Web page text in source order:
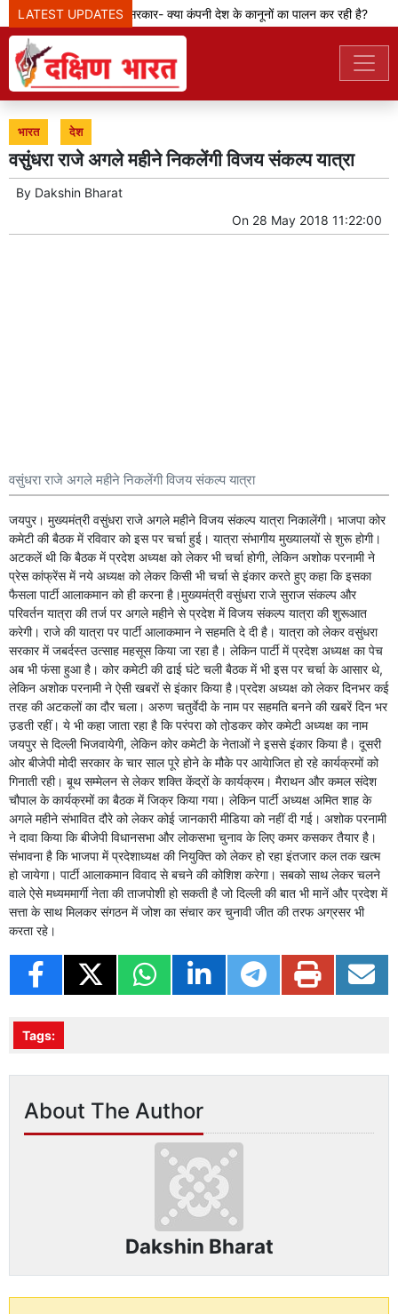
LATEST UPDATES
मेटा टीम से पूछ रही सरकार- क्या कंपनी देश के कानूनों का पालन कर रही है?
भारत देश
वसुंधरा राजे अगले महीने निकलेंगी विजय संकल्प यात्रा
By Dakshin Bharat
On 28 May 2018 11:22:00
वसुंधरा राजे अगले महीने निकलेंगी विजय संकल्प यात्रा
जयपुर। मुख्यमंत्री वसुंधरा राजे अगले महीने विजय संकल्प यात्रा निकालेंगी। भाजपा कोर
कमेटी की बैठक में रविवार को इस पर चर्चा हुई। यात्रा संभागीय मुख्यालयों से शुरू होगी।
अटकलें थी कि बैठक में प्रदेश अध्यक्ष को लेकर भी चर्चा होगी, लेकिन अशोक परनामी ने
प्रेस कांफ्रेंस में नये अध्यक्ष को लेकर किसी भी चर्चा से इंकार करते हुए कहा कि इसका
फैसला पार्टी आलाकमान को ही करना है।मुख्यमंत्री वसुंधरा राजे सुराज संकल्प और
परिवर्तन यात्रा की तर्ज पर अगले महीने से प्रदेश में विजय संकल्प यात्रा की शुरूआत
करेगी। राजे की यात्रा पर पार्टी आलाकमान ने सहमति दे दी है। यात्रा को लेकर वसुंधरा
सरकार में जबर्दस्त उत्साह महसूस किया जा रहा है। लेकिन पार्टी में प्रदेश अध्यक्ष का पेच
अब भी फंसा हुआ है। कोर कमेटी की ढाई घंटे चली बैठक में भी इस पर चर्चा के आसार थे,
लेकिन अशोक परनामी ने ऐसी खबरों से इंकार किया है।प्रदेश अध्यक्ष को लेकर दिनभर कई
तरह की अटकलों का दौर चला। अरुण चतुर्वेदी के नाम पर सहमति बनने की खबरें दिन भर
उ़डती रहीं। ये भी कहा जाता रहा है कि परंपरा को तो़डकर कोर कमेटी अध्यक्ष का नाम
जयपुर से दिल्ली भिजवायेगी, लेकिन कोर कमेटी के नेताओं ने इससे इंकार किया है। दूसरी
ओर बीजेपी मोदी सरकार के चार साल पूरे होने के मौके पर आयेाजित हो रहे कार्यक्रमों को
गिनाती रही। बूथ सम्मेलन से लेकर शक्ति केंद्रों के कार्यक्रम। मैराथन और कमल संदेश
चौपाल के कार्यक्रमों का बैठक में जिक्र किया गया। लेकिन पार्टी अध्यक्ष अमित शाह के
अगले महीने संभावित दौरे को लेकर कोई जानकारी मीडिया को नहीं दी गई। अशोक परनामी
ने दावा किया कि बीजेपी विधानसभा और लोकसभा चुनाव के लिए कमर कसकर तैयार है।
संभावना है कि भाजपा में प्रदेशाध्यक्ष की नियुक्ति को लेकर हो रहा इंतजार कल तक खत्म
हो जायेगा। पार्टी आलाकमान विवाद से बचने की कोशिश करेगा। सबको साथ लेकर चलने
वाले ऐसे मध्यममार्गी नेता की ताजपोशी हो सकती है जो दिल्ली की बात भी मानें और प्रदेश में
सत्ता के साथ मिलकर संगठन में जोश का संचार कर चुनावी जीत की तरफ अग्रसर भी
करता रहे।
Tags:
About The Author
Dakshin Bharat